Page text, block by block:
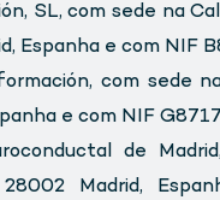
SL, com sede na
Espanha e com NIF
com sede
e com NIF
de
Madrid,